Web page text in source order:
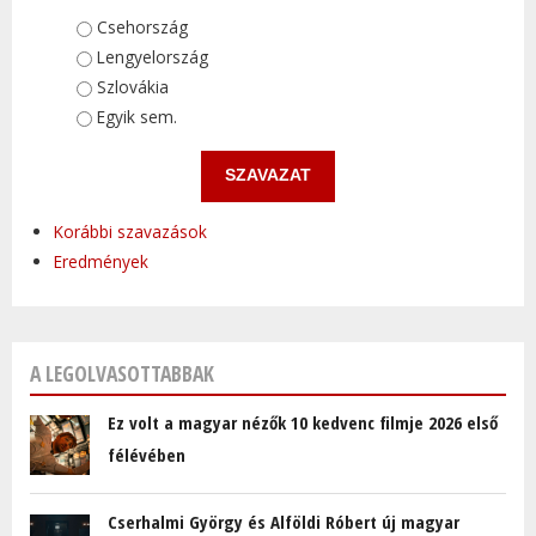
Választások
Csehország
Lengyelország
Szlovákia
Egyik sem.
Korábbi szavazások
Eredmények
A LEGOLVASOTTABBAK
Ez volt a magyar nézők 10 kedvenc filmje 2026 első
félévében
Cserhalmi György és Alföldi Róbert új magyar